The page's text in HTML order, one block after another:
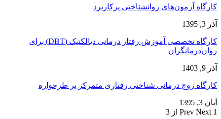
کارگاه آزمون‌های روانشناختی پرکاربرد
آذر 3, 1395
کارگاه تخصصی آموزش رفتار درمانی دیالکتیک (DBT) برای
روان‌درمانگران
آذر 9, 1403
کارگاه زوج‌ درمانی شناختی رفتاری متمرکز بر طرحواره
آبان 3, 1395
Prev Next 1 از 3